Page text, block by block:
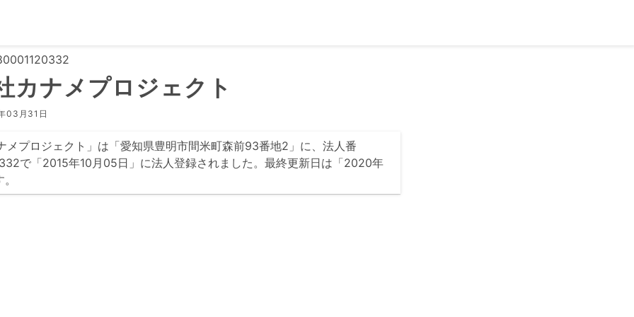
カナメプロジェクト
03月31日
メプロジェクト」は「愛知県豊明市間米町森前93番地2」に、法人番
で「2015年10月05日」に法人登録されました。最終更新日は「2020年